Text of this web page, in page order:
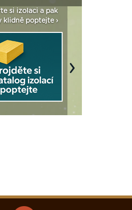
si izolaci a pak
klidně poptejte ›
Next